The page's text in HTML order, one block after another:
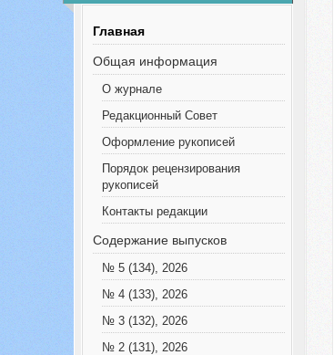
Наши авторы № 1-2022
Главная
Общая информация
О журнале
Редакционный Совет
Оформление рукописей
Порядок рецензирования
рукописей
Контакты редакции
Содержание выпусков
№ 5 (134), 2026
№ 4 (133), 2026
№ 3 (132), 2026
№ 2 (131), 2026